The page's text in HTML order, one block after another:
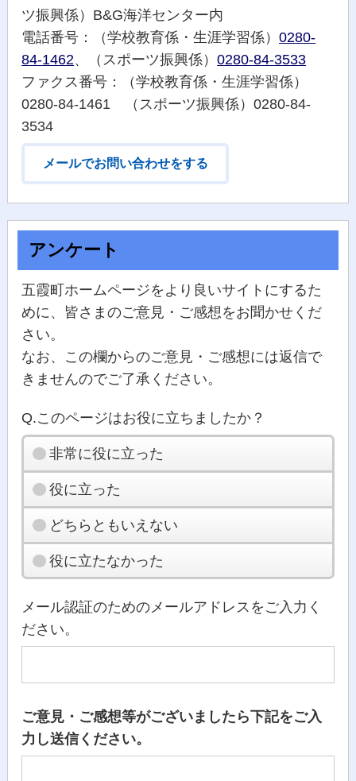
ツ振興係）B&G海洋センター内
電話番号：（学校教育係・生涯学習係）0280-
84-1462、（スポーツ振興係）0280-84-3533
ファクス番号：（学校教育係・生涯学習係）
0280-84-1461 （スポーツ振興係）0280-84-
3534
メールでお問い合わせをする
アンケート
五霞町ホームページをより良いサイトにするた
めに、皆さまのご意見・ご感想をお聞かせくだ
さい。
なお、この欄からのご意見・ご感想には返信で
きませんのでご了承ください。
Q.このページはお役に立ちましたか？
非常に役に立った
役に立った
どちらともいえない
役に立たなかった
メール認証のためのメールアドレスをご入力く
ださい。
ご意見・ご感想等がございましたら下記をご入
力し送信ください。